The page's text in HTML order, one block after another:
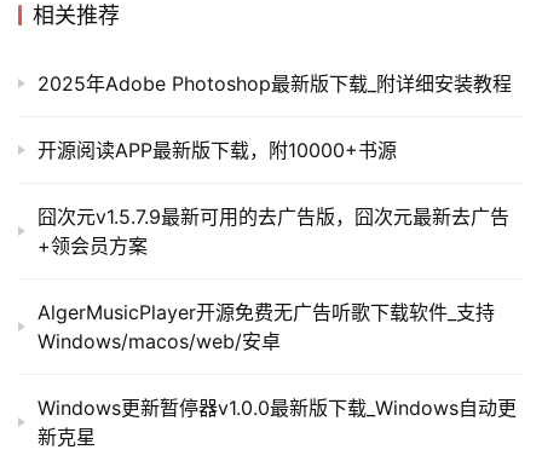
相关推荐
2025年Adobe Photoshop最新版下载_附详细安装教程
开源阅读APP最新版下载，附10000+书源
囧次元v1.5.7.9最新可用的去广告版，囧次元最新去广告
+领会员方案
AlgerMusicPlayer开源免费无广告听歌下载软件_支持
Windows/macos/web/安卓
Windows更新暂停器v1.0.0最新版下载_Windows自动更
新克星